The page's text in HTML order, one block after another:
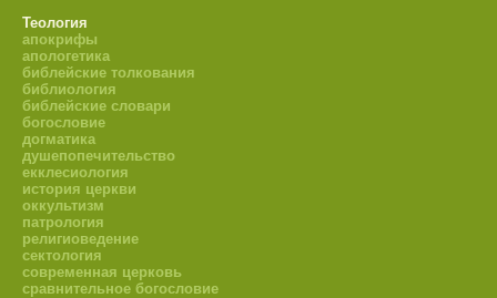
Теология
апокрифы
апологетика
библейские толкования
библиология
библейские словари
богословие
догматика
душепопечительство
екклесиология
история церкви
оккультизм
патрология
религиоведение
сектология
современная церковь
сравнительное богословие